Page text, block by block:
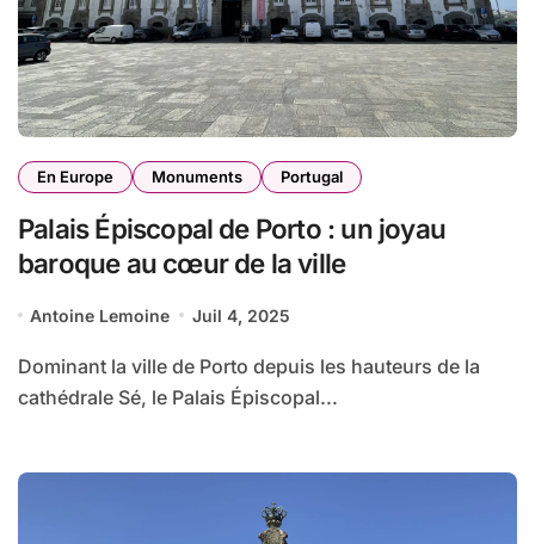
En Europe Monuments Portugal
Palais Épiscopal de Porto : un joyau
baroque au cœur de la ville
Antoine Lemoine Juil 4, 2025
Dominant la ville de Porto depuis les hauteurs de la
cathédrale Sé, le Palais Épiscopal...